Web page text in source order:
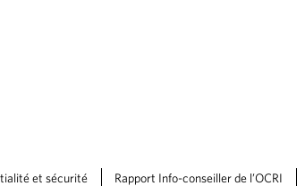
et sécurité Rapport Info-conseiller de l’OCRI